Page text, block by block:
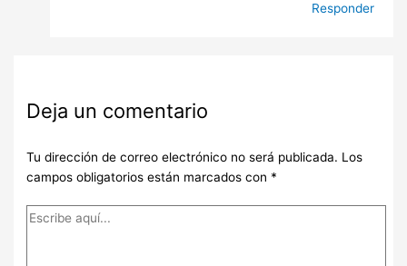
Responder
Deja un comentario
Tu dirección de correo electrónico no será publicada. Los
campos obligatorios están marcados con *
Escribe